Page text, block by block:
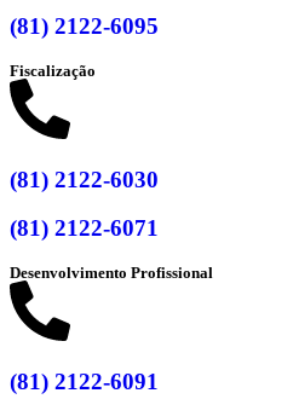
(81) 2122-6095
Fiscalização
(81) 2122-6030
(81) 2122-6071
Desenvolvimento Profissional
(81) 2122-6091